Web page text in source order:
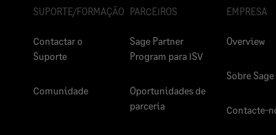
SUPORTE/FORMAÇÃO
Contactar o
Suporte
Comunidade
PARCEIROS
Sage Partner
Program para ISV
Oportunidades de
parceria
EMPRESA
Overview
Sobre Sage
Contacte-